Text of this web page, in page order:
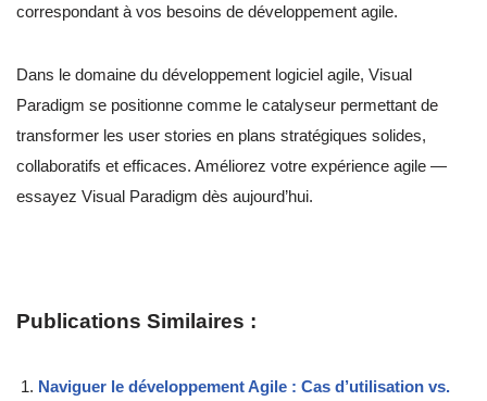
correspondant à vos besoins de développement agile.
Dans le domaine du développement logiciel agile, Visual
Paradigm se positionne comme le catalyseur permettant de
transformer les user stories en plans stratégiques solides,
collaboratifs et efficaces. Améliorez votre expérience agile —
essayez Visual Paradigm dès aujourd’hui.
Publications Similaires :
Naviguer le développement Agile : Cas d’utilisation vs.